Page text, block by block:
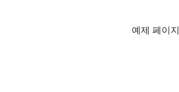
예제 페이지